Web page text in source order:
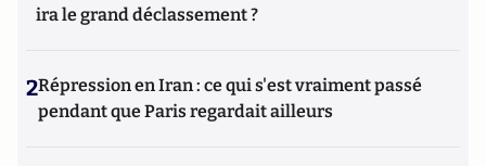
ira le grand déclassement ?
2Répression en Iran : ce qui s'est vraiment passé
pendant que Paris regardait ailleurs